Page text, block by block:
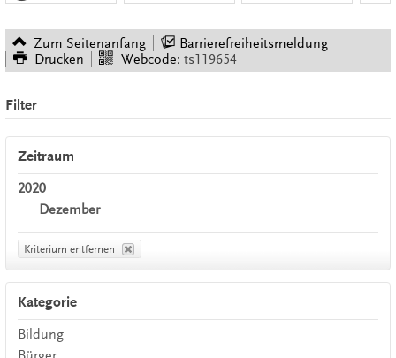
Zum Seitenanfang
Barrierefreiheitsmeldung
Drucken
Webcode: ts119654
Filter
Zeitraum
2020
Dezember
Kriterium entfernen
Kategorie
Bildung